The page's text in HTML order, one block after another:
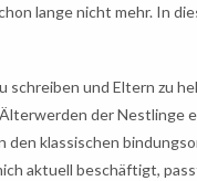
lange nicht mehr. In
schreiben und Eltern zu
der Nestlinge
den klassischen
aktuell beschäftigt,